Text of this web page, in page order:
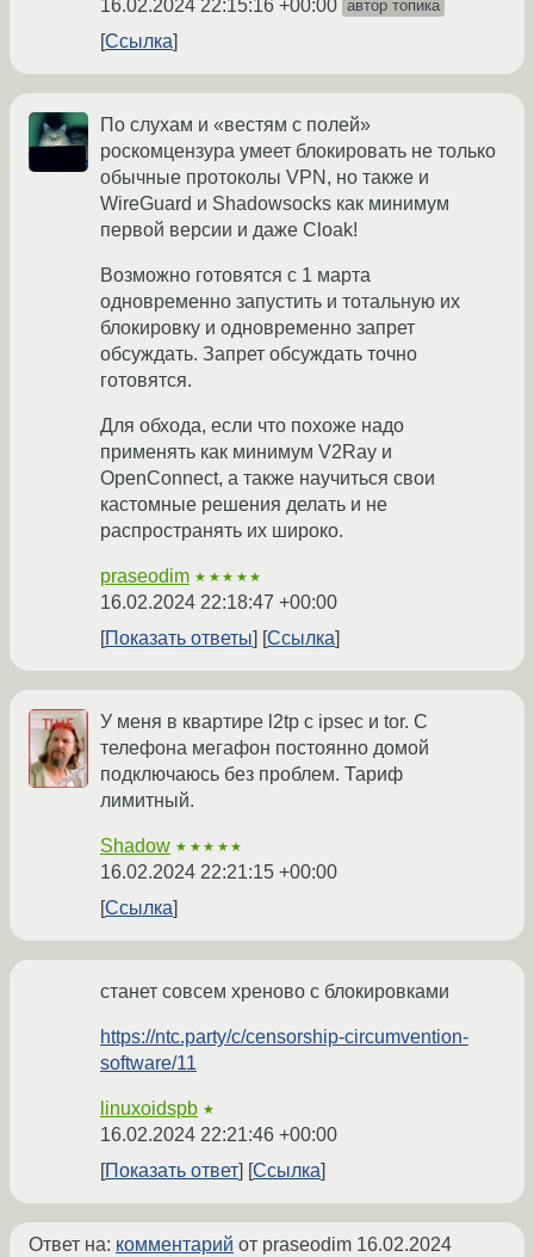
16.02.2024 22:15:16 +00:00 автор топика
Ссылка
По слухам и «вестям с полей»
роскомцензура умеет блокировать не только
обычные протоколы VPN, но также и
WireGuard и Shadowsocks как минимум
первой версии и даже Cloak!
Возможно готовятся с 1 марта
одновременно запустить и тотальную их
блокировку и одновременно запрет
обсуждать. Запрет обсуждать точно
готовятся.
Для обхода, если что похоже надо
применять как минимум V2Ray и
OpenConnect, а также научиться свои
кастомные решения делать и не
распространять их широко.
praseodim ★★★★★
16.02.2024 22:18:47 +00:00
Показать ответы
Ссылка
У меня в квартире l2tp с ipsec и tor. С
телефона мегафон постоянно домой
подключаюсь без проблем. Тариф
лимитный.
Shadow ★★★★★
16.02.2024 22:21:15 +00:00
Ссылка
станет совсем хреново с блокировками
https://ntc.party/c/censorship-circumvention-
software/11
linuxoidspb ★
16.02.2024 22:21:46 +00:00
Показать ответ
Ссылка
Ответ на: комментарий от praseodim 16.02.2024